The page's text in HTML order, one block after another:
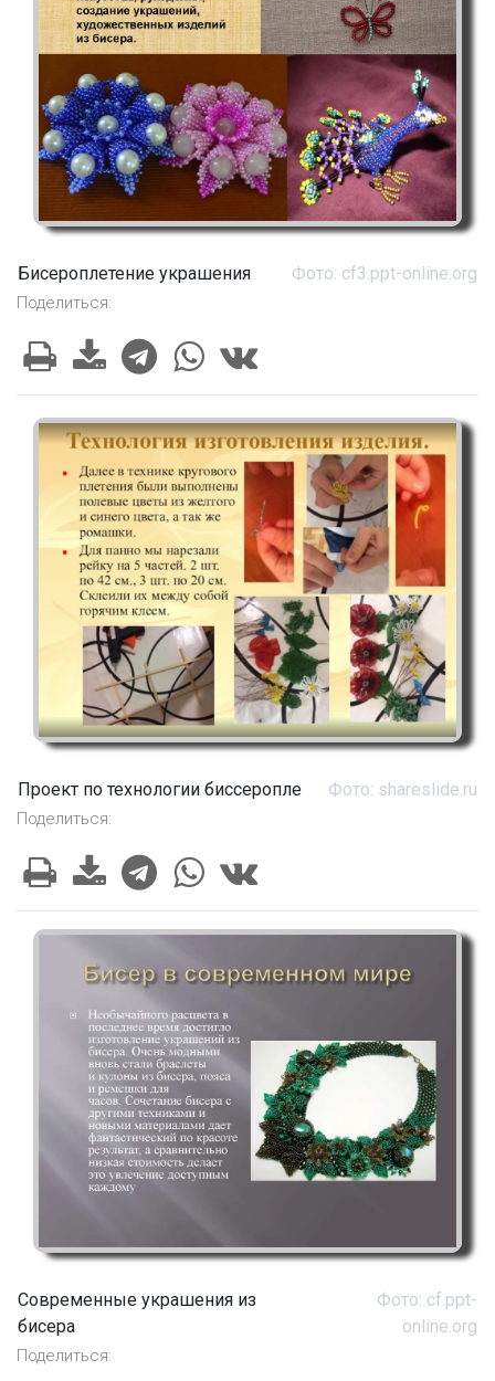
Бисероплетение украшения Фото: cf3.ppt-online.org
Поделиться:
Проект по технологии биссеропле Фото: shareslide.ru
Поделиться:
Современные украшения из
бисера
Фото: cf.ppt-
online.org
Поделиться: